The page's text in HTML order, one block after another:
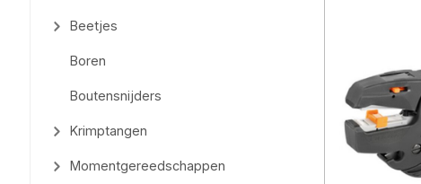
Beetjes
Boren
Boutensnijders
Krimptangen
Momentgereedschappen